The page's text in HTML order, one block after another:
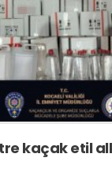
kaçak etil